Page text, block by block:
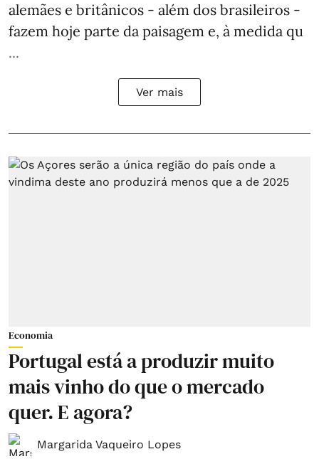
alemães e britânicos - além dos brasileiros -
fazem hoje parte da paisagem e, à medida qu
...
Ver mais
Economia
Portugal está a produzir muito
mais vinho do que o mercado
quer. E agora?
Margarida Vaqueiro Lopes